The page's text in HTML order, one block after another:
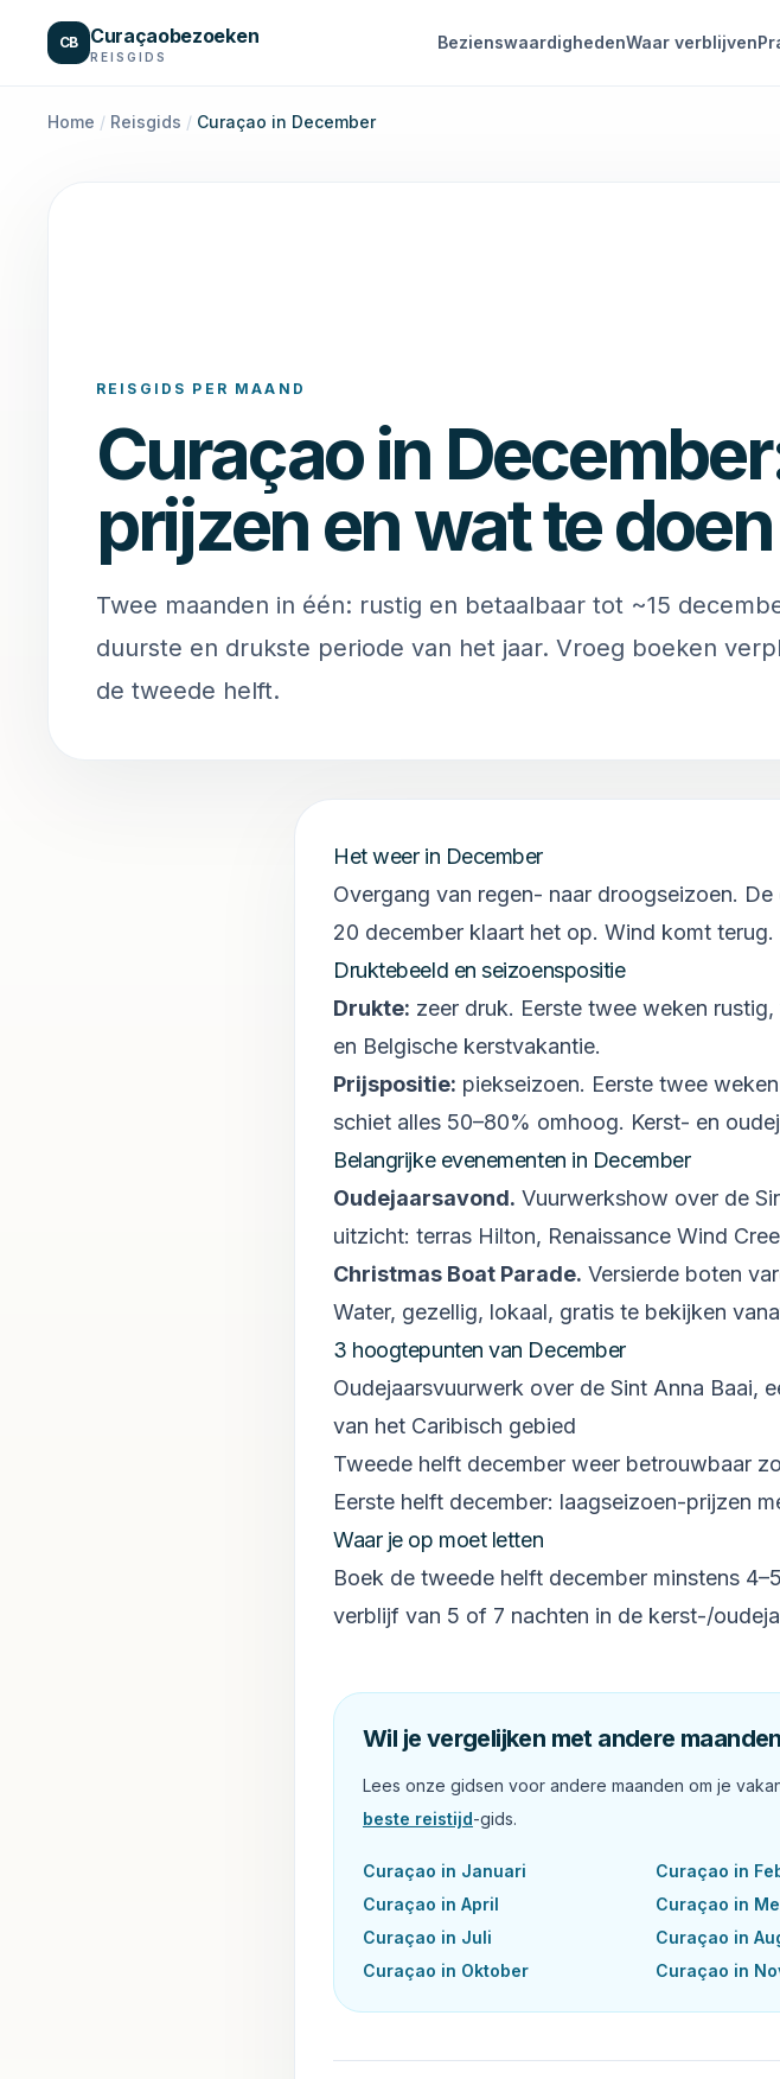
CB Curaçaobezoeken
REISGIDS
BezienswaardighedenWaar verblijven
Home / Reisgids / Curaçao in December
REISGIDS PER MAAND
Curaçao in December
prijzen en wat te doen
Twee maanden in één: rustig en betaalbaar tot ~15
duurste en drukste periode van het jaar. Vroeg boeken
de tweede helft.
Het weer in December
Overgang van regen- naar droogseizoen.
20 december klaart het op. Wind komt terug.
Druktebeeld en seizoenspositie
Drukte: zeer druk. Eerste twee weken
en Belgische kerstvakantie.
Prijspositie: piekseizoen. Eerste twee
schiet alles 50–80% omhoog. Kerst- en
Belangrijke evenementen in December
Oudejaarsavond. Vuurwerkshow over de
uitzicht: terras Hilton, Renaissance Wind
Christmas Boat Parade. Versierde boten
Water, gezellig, lokaal, gratis te bekijken
3 hoogtepunten van December
Oudejaarsvuurwerk over de Sint Anna Baai,
van het Caribisch gebied
Tweede helft december weer betrouwbaar
Eerste helft december: laagseizoen-prijzen
Waar je op moet letten
Boek de tweede helft december minstens
verblijf van 5 of 7 nachten in de kerst-/
Wil je vergelijken met andere
Lees onze gidsen voor andere maanden om je
beste reistijd-gids.
Curaçao in Januari Curaçao in
Curaçao in April Curaçao in
Curaçao in Juli Curaçao in
Curaçao in Oktober Curaçao in